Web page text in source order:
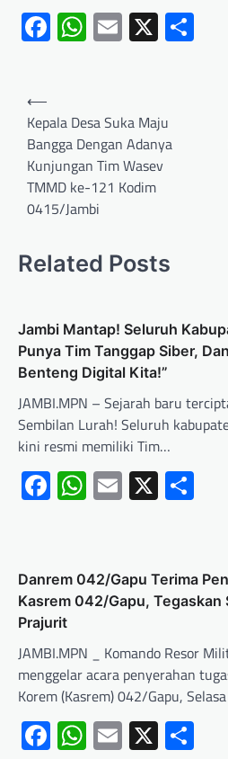
Facebook
WhatsApp
Email
X
⟵
Kepala Desa Suka Maju
Bangga Dengan Adanya
Kunjungan Tim Wasev
TMMD ke-121 Kodim
0415/Jambi
Related Posts
Jambi Mantap! Seluruh
Punya Tim Tanggap Siber,
Benteng Digital Kita!”
JAMBI.MPN – Sejarah baru
Sembilan Lurah! Seluruh
kini resmi memiliki Tim…
Facebook
WhatsApp
Email
X
Danrem 042/Gapu Terima
Kasrem 042/Gapu, Tegaskan
Prajurit
JAMBI.MPN _ Komando Resor
menggelar acara penyerahan
Korem (Kasrem) 042/Gapu,
Facebook
WhatsApp
Email
X